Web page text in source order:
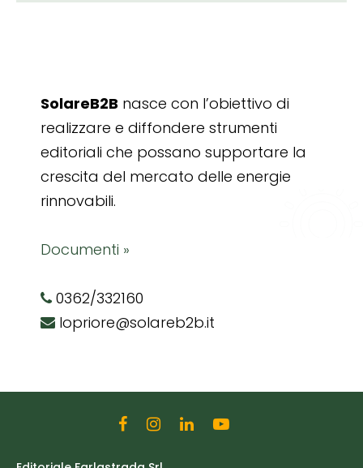
SolareB2B nasce con l’obiettivo di
realizzare e diffondere strumenti
editoriali che possano supportare la
crescita del mercato delle energie
rinnovabili.
Documenti »
0362/332160
lopriore@solareb2b.it